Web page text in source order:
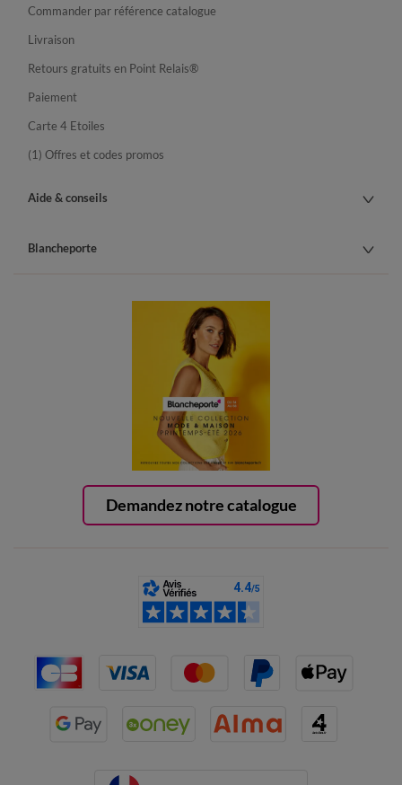
Demandez notre catalogue
Commander par référence catalogue
Livraison
Retours gratuits en Point Relais®
Paiement
Carte 4 Etoiles
(1) Offres et codes promos
Aide & conseils
Blancheporte